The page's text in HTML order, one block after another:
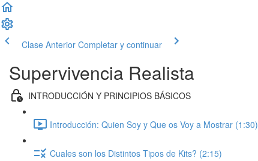
Clase Anterior Completar y continuar
Supervivencia Realista
INTRODUCCIÓN Y PRINCIPIOS BÁSICOS
Introducción: Quien Soy y Que os Voy a Mostrar (1:30)
Cuales son los Distintos Tipos de Kits? (2:15)